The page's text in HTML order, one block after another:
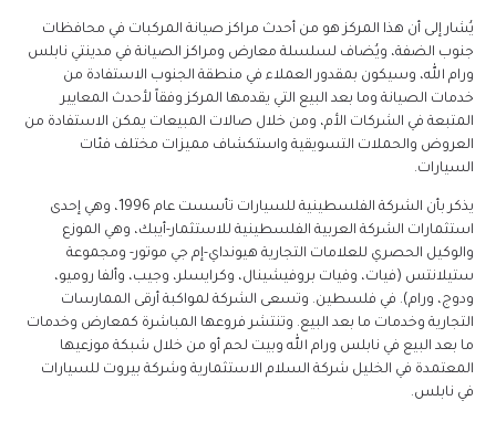
يُشار إلى أن هذا المركز هو من أحدث مراكز صيانة المركبات في محافظات
جنوب الضفة، ويُضاف لسلسلة معارض ومراكز الصيانة في مدينتي نابلس
ورام الله، وسيكون بمقدور العملاء في منطقة الجنوب الاستفادة من
خدمات الصيانة وما بعد البيع التي يقدمها المركز وفقاً لأحدث المعايير
المتبعة في الشركات الأم، ومن خلال صالات المبيعات يمكن الاستفادة من
العروض والحملات التسويقية واستكشاف مميزات مختلف فئات
السيارات.
يذكر بأن الشركة الفلسطينية للسيارات تأسست عام 1996، وهي إحدى
استثمارات الشركة العربية الفلسطينية للاستثمار-أيبك، وهي الموزع
والوكيل الحصري للعلامات التجارية هيونداي-إم جي موتور- ومجموعة
ستيلانتس (فيات، وفيات بروفيشينال، وكرايسلر، وجيب، وألفا روميو،
ودوج، ورام). في فلسطين. وتسعى الشركة لمواكبة أرقى الممارسات
التجارية وخدمات ما بعد البيع. وتنتشر فروعها المباشرة كمعارض وخدمات
ما بعد البيع في نابلس ورام الله وبيت لحم أو من خلال شبكة موزعيها
المعتمدة في الخليل شركة السلام الاستثمارية وشركة بيروت للسيارات
في نابلس.